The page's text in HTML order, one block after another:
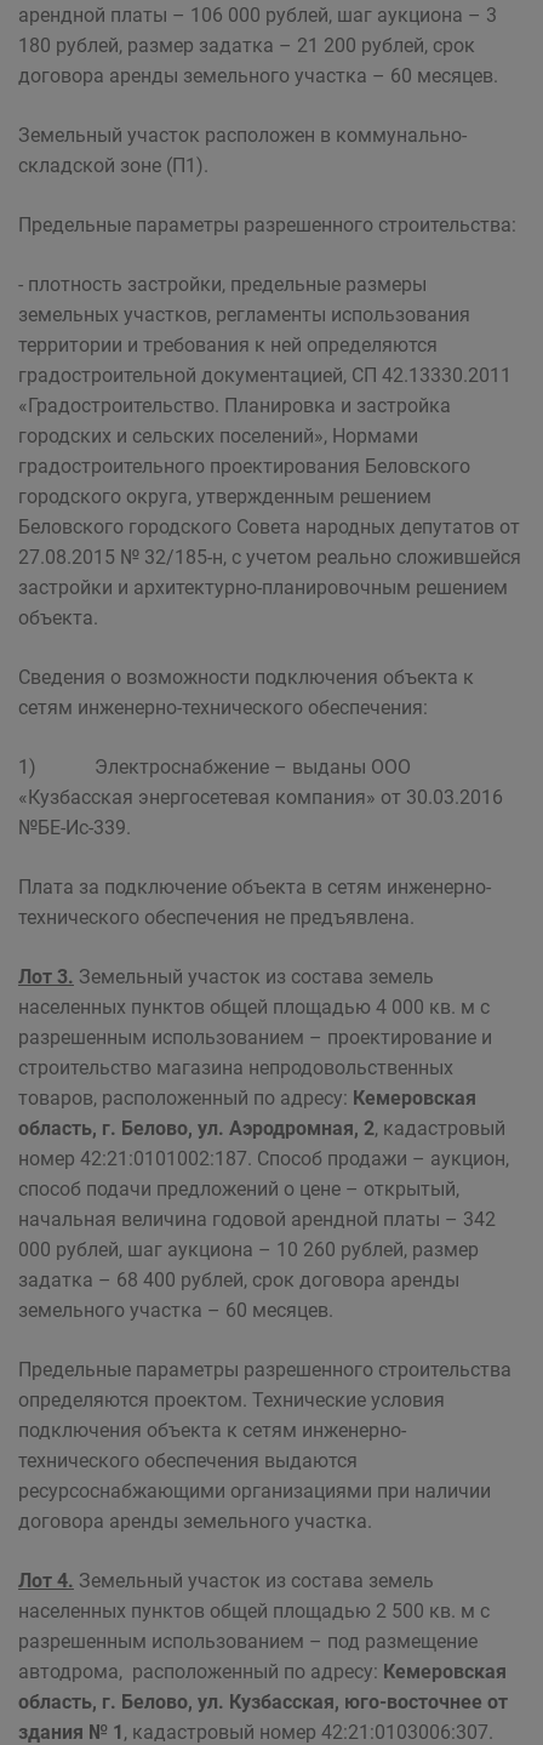
арендной платы – 106 000 рублей, шаг аукциона – 3
180 рублей, размер задатка – 21 200 рублей, срок
договора аренды земельного участка – 60 месяцев.
Земельный участок расположен в коммунально-
складской зоне (П1).
Предельные параметры разрешенного строительства:
- плотность застройки, предельные размеры
земельных участков, регламенты использования
территории и требования к ней определяются
градостроительной документацией, СП 42.13330.2011
«Градостроительство. Планировка и застройка
городских и сельских поселений», Нормами
градостроительного проектирования Беловского
городского округа, утвержденным решением
Беловского городского Совета народных депутатов от
27.08.2015 № 32/185-н, с учетом реально сложившейся
застройки и архитектурно-планировочным решением
объекта.
Сведения о возможности подключения объекта к
сетям инженерно-технического обеспечения:
1) Электроснабжение – выданы ООО
«Кузбасская энергосетевая компания» от 30.03.2016
№БЕ-Ис-339.
Плата за подключение объекта в сетям инженерно-
технического обеспечения не предъявлена.
Лот 3. Земельный участок из состава земель
населенных пунктов общей площадью 4 000 кв. м с
разрешенным использованием – проектирование и
строительство магазина непродовольственных
товаров, расположенный по адресу: Кемеровская
область, г. Белово, ул. Аэродромная, 2, кадастровый
номер 42:21:0101002:187. Способ продажи – аукцион,
способ подачи предложений о цене – открытый,
начальная величина годовой арендной платы – 342
000 рублей, шаг аукциона – 10 260 рублей, размер
задатка – 68 400 рублей, срок договора аренды
земельного участка – 60 месяцев.
Предельные параметры разрешенного строительства
определяются проектом. Технические условия
подключения объекта к сетям инженерно-
технического обеспечения выдаются
ресурсоснабжающими организациями при наличии
договора аренды земельного участка.
Лот 4. Земельный участок из состава земель
населенных пунктов общей площадью 2 500 кв. м с
разрешенным использованием – под размещение
автодрома, расположенный по адресу: Кемеровская
область, г. Белово, ул. Кузбасская, юго-восточнее от
здания № 1 , кадастровый номер 42:21:0103006:307.